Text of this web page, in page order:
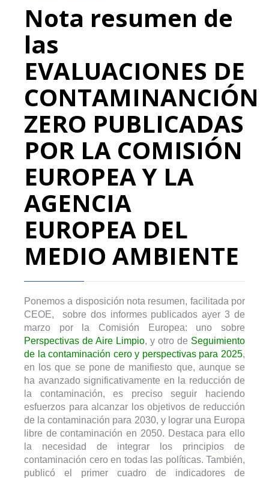
Nota resumen de
las
EVALUACIONES DE
CONTAMINANCIÓN
ZERO PUBLICADAS
POR LA COMISIÓN
EUROPEA Y LA
AGENCIA
EUROPEA DEL
MEDIO AMBIENTE
Ponemos a disposición nota resumen, facilitada por
CEOE, sobre dos informes publicados ayer 3 de
marzo por la Comisión Europea: uno sobre
Perspectivas de Aire Limpio, y otro de Seguimiento
de la contaminación cero y perspectivas para 2025,
en los que se pone de manifiesto que, aunque se
ha avanzado significativamente en la reducción de
la contaminación, es preciso seguir haciendo
esfuerzos para alcanzar los objetivos de reducción
de la contaminación para 2030, y lograr una Europa
libre de contaminación en 2050. Destaca para ello
la necesidad de integrar los principios de
contaminación cero en todas las políticas. También,
publicó el primer cuadro de indicadores de